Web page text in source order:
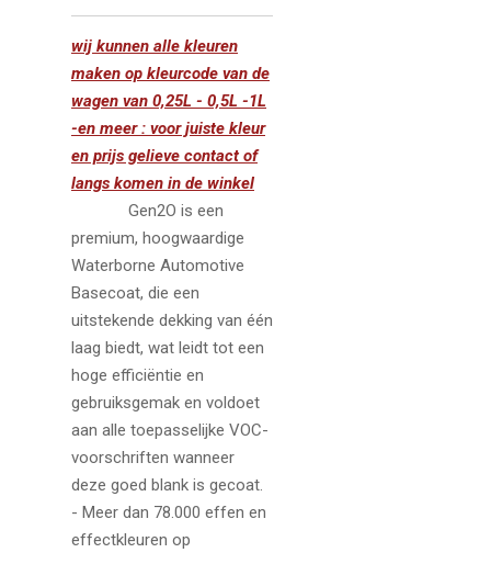
wij kunnen alle kleuren
maken op kleurcode van de
wagen van 0,25L - 0,5L -1L
-en meer : voor juiste kleur
en prijs gelieve contact of
langs komen in de winkel
Gen2O is een
premium, hoogwaardige
Waterborne Automotive
Basecoat, die een
uitstekende dekking van één
laag biedt, wat leidt tot een
hoge efficiëntie en
gebruiksgemak en voldoet
aan alle toepasselijke VOC-
voorschriften wanneer
deze goed blank is gecoat.
- Meer dan 78.000 effen en
effectkleuren op